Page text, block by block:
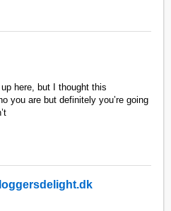
up here, but I thought this
you are but definitely you’re going